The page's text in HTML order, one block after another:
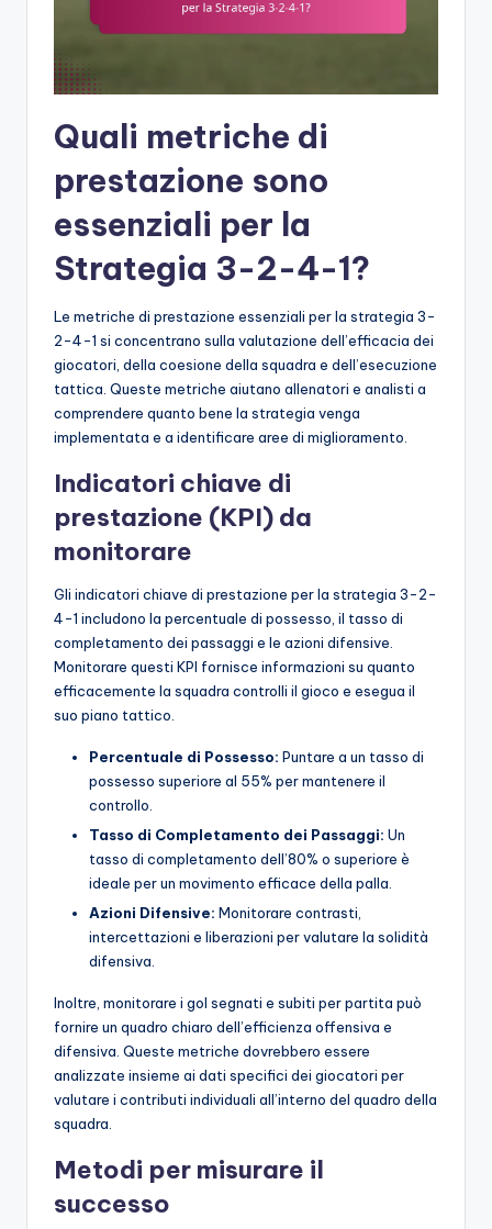
Quali metriche di
prestazione sono
essenziali per la
Strategia 3-2-4-1?
Le metriche di prestazione essenziali per la strategia 3-
2-4-1 si concentrano sulla valutazione dell’efficacia dei
giocatori, della coesione della squadra e dell’esecuzione
tattica. Queste metriche aiutano allenatori e analisti a
comprendere quanto bene la strategia venga
implementata e a identificare aree di miglioramento.
Indicatori chiave di
prestazione (KPI) da
monitorare
Gli indicatori chiave di prestazione per la strategia 3-2-
4-1 includono la percentuale di possesso, il tasso di
completamento dei passaggi e le azioni difensive.
Monitorare questi KPI fornisce informazioni su quanto
efficacemente la squadra controlli il gioco e esegua il
suo piano tattico.
Percentuale di Possesso: Puntare a un tasso di
possesso superiore al 55% per mantenere il
controllo.
Tasso di Completamento dei Passaggi: Un
tasso di completamento dell’80% o superiore è
ideale per un movimento efficace della palla.
Azioni Difensive: Monitorare contrasti,
intercettazioni e liberazioni per valutare la solidità
difensiva.
Inoltre, monitorare i gol segnati e subiti per partita può
fornire un quadro chiaro dell’efficienza offensiva e
difensiva. Queste metriche dovrebbero essere
analizzate insieme ai dati specifici dei giocatori per
valutare i contributi individuali all’interno del quadro della
squadra.
Metodi per misurare il
successo